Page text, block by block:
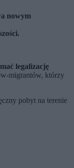
nowym
legalizację
migrantów, którzy
pobyt na terenie